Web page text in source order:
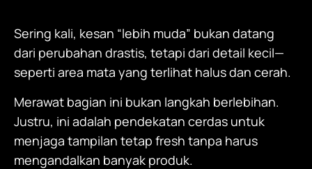
Sering kali, kesan “lebih muda” bukan datang
dari perubahan drastis, tetapi dari detail kecil—
seperti area mata yang terlihat halus dan cerah.
Merawat bagian ini bukan langkah berlebihan.
Justru, ini adalah pendekatan cerdas untuk
menjaga tampilan tetap fresh tanpa harus
mengandalkan banyak produk.